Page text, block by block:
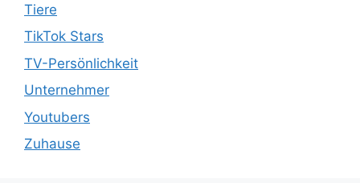
Tiere
TikTok Stars
TV-Persönlichkeit
Unternehmer
Youtubers
Zuhause